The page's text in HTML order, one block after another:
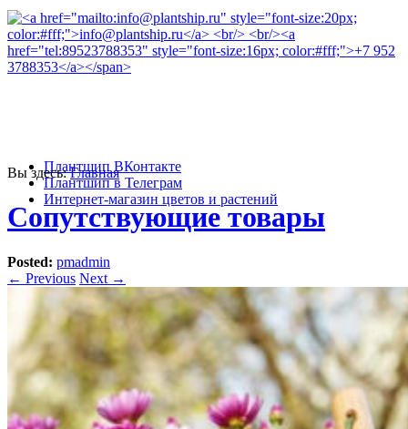
Плантшип ВКонтакте
Плантшип в Телеграм
Интернет-магазин цветов и растений
Вы здесь:Главная
Сопутствующие товары
Posted: pmadmin
← Previous Next →